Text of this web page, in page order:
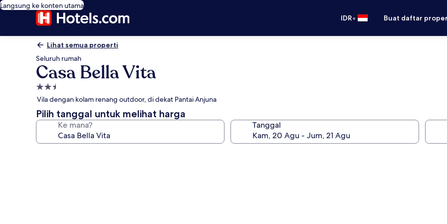
Langsung ke konten utama
IDR• Buat daftar
Lihat semua properti
Seluruh rumah
Casa Bella Vita
Properti
bintang
2.5
Vila dengan kolam renang outdoor, di dekat Pantai Anjuna
Pilih tanggal untuk melihat harga
Ke mana? Tanggal